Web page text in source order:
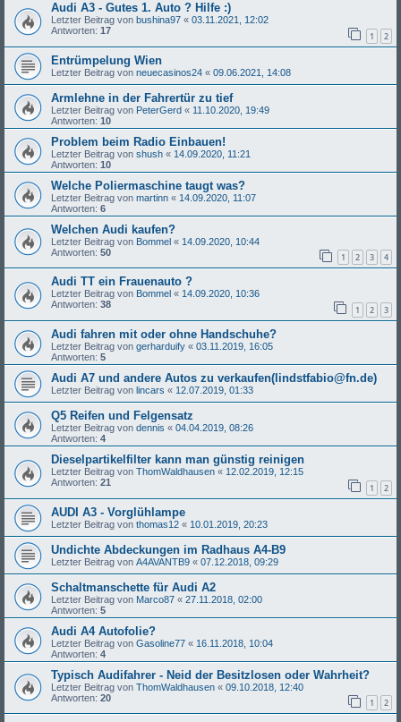
Audi A3 - Gutes 1. Auto ? Hilfe :)
Letzter Beitrag von bushina97 « 03.11.2021, 12:02
Antworten: 17 1 2
Entrümpelung Wien
Letzter Beitrag von neuecasinos24 « 09.06.2021, 14:08
Armlehne in der Fahrertür zu tief
Letzter Beitrag von PeterGerd « 11.10.2020, 19:49
Antworten: 10
Problem beim Radio Einbauen!
Letzter Beitrag von shush « 14.09.2020, 11:21
Antworten: 10
Welche Poliermaschine taugt was?
Letzter Beitrag von martinn « 14.09.2020, 11:07
Antworten: 6
Welchen Audi kaufen?
Letzter Beitrag von Bommel « 14.09.2020, 10:44
Antworten: 50 1 2 3 4
Audi TT ein Frauenauto ?
Letzter Beitrag von Bommel « 14.09.2020, 10:36
Antworten: 38 1 2 3
Audi fahren mit oder ohne Handschuhe?
Letzter Beitrag von gerharduify « 03.11.2019, 16:05
Antworten: 5
Audi A7 und andere Autos zu verkaufen(lindstfabio@fn.de)
Letzter Beitrag von lincars « 12.07.2019, 01:33
Q5 Reifen und Felgensatz
Letzter Beitrag von dennis « 04.04.2019, 08:26
Antworten: 4
Dieselpartikelfilter kann man günstig reinigen
Letzter Beitrag von ThomWaldhausen « 12.02.2019, 12:15
Antworten: 21 1 2
AUDI A3 - Vorglühlampe
Letzter Beitrag von thomas12 « 10.01.2019, 20:23
Undichte Abdeckungen im Radhaus A4-B9
Letzter Beitrag von A4AVANTB9 « 07.12.2018, 09:29
Schaltmanschette für Audi A2
Letzter Beitrag von Marco87 « 27.11.2018, 02:00
Antworten: 5
Audi A4 Autofolie?
Letzter Beitrag von Gasoline77 « 16.11.2018, 10:04
Antworten: 4
Typisch Audifahrer - Neid der Besitzlosen oder Wahrheit?
Letzter Beitrag von ThomWaldhausen « 09.10.2018, 12:40
Antworten: 20 1 2